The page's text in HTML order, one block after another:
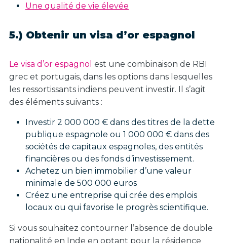
Une qualité de vie élevée
5.) Obtenir un visa d’or espagnol
Le visa d’or espagnol est une combinaison de RBI
grec et portugais, dans les options dans lesquelles
les ressortissants indiens peuvent investir. Il s’agit
des éléments suivants :
Investir 2 000 000 € dans des titres de la dette
publique espagnole ou 1 000 000 € dans des
sociétés de capitaux espagnoles, des entités
financières ou des fonds d’investissement.
Achetez un bien immobilier d’une valeur
minimale de 500 000 euros
Créez une entreprise qui crée des emplois
locaux ou qui favorise le progrès scientifique.
Si vous souhaitez contourner l’absence de double
nationalité en Inde en optant pour la résidence